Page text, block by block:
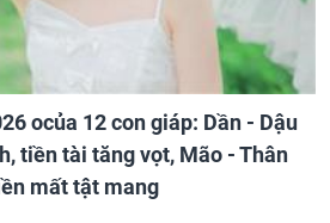
ocủa 12 con giáp: Dần - Dậu
tiền tài tăng vọt, Mão - Thân
mất tật mang